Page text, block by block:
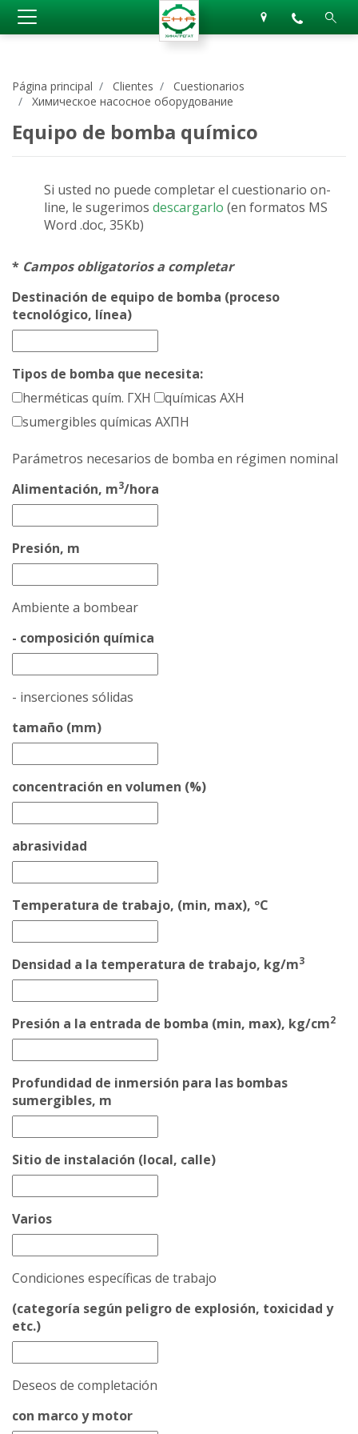
Página principal Сlientes
Cuestionarios
Химическое насосное оборудование
Equipo de bomba químico
Si usted no puede completar el cuestionario on-
line, le sugerimos descargarlo (en formatos MS
Word .doc, 35Kb)
* Campos obligatorios a completar
Destinación de equipo de bomba (proceso
tecnológico, línea)
Tipos de bomba que necesita:
herméticas quím. ГХН
químicas АХН
sumergibles químicas АХПН
Parámetros necesarios de bomba en régimen nominal
Alimentación, m3/hora
Presión, m
Ambiente a bombear
- composición química
- inserciones sólidas
tamaño (mm)
concentración en volumen (%)
abrasividad
Temperatura de trabajo, (min, max), ºC
Densidad a la temperatura de trabajo, kg/m3
Presión a la entrada de bomba (min, max), kg/cm2
Profundidad de inmersión para las bombas
sumergibles, m
Sitio de instalación (local, calle)
Varios
Condiciones específicas de trabajo
(categoría según peligro de explosión, toxicidad y
etc.)
Deseos de completación
con marco y motor